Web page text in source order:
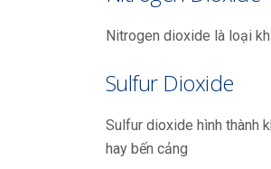
Nitrogen dioxide là loại
Sulfur Dioxide
Sulfur dioxide hình thành
hay bến cảng